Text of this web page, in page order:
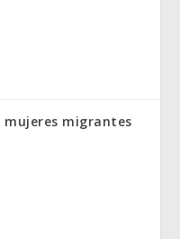
migrantes